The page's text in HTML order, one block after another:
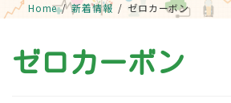
プ
動
Home 新着情報 ゼロカーボン
ゼロカーボン